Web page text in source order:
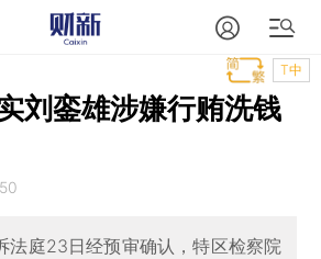
T中
刘銮雄涉嫌行贿洗钱
法庭23日经预审确认，特区检察院